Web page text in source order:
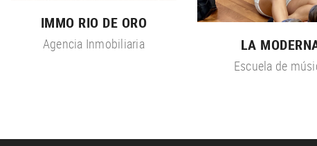
IMMO RIO DE ORO
Agencia Inmobiliaria LA
Escuela de